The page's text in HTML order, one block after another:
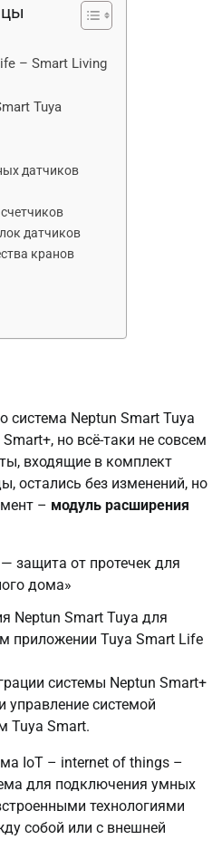
– Smart Living
Tuya
датчиков
датчиков
кранов
система Neptun Smart Tuya
но всё-таки не совсем
входящие в комплект
остались без изменений, но
– модуль расширения
Neptun Smart Tuya для
приложении Tuya Smart Life
системы Neptun Smart+
управление системой
Tuya Smart.
IoT – internet of things –
для подключения умных
технологиями
собой или с внешней